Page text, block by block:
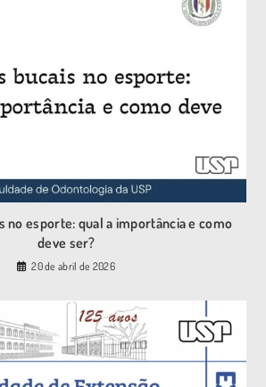
no esporte: qual a importância e como
deve ser?
20 de abril de 2026